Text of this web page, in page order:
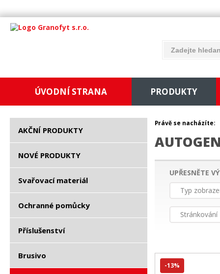
ÚVODNÍ STRANA PRODUKTY
AKČNÍ PRODUKTY
NOVÉ PRODUKTY
Svařovací materiál
Ochranné pomůcky
Příslušenství
Brusivo
Právě se nacházíte:
UPŘESNĚTE
Typ
Stránkování
-13%